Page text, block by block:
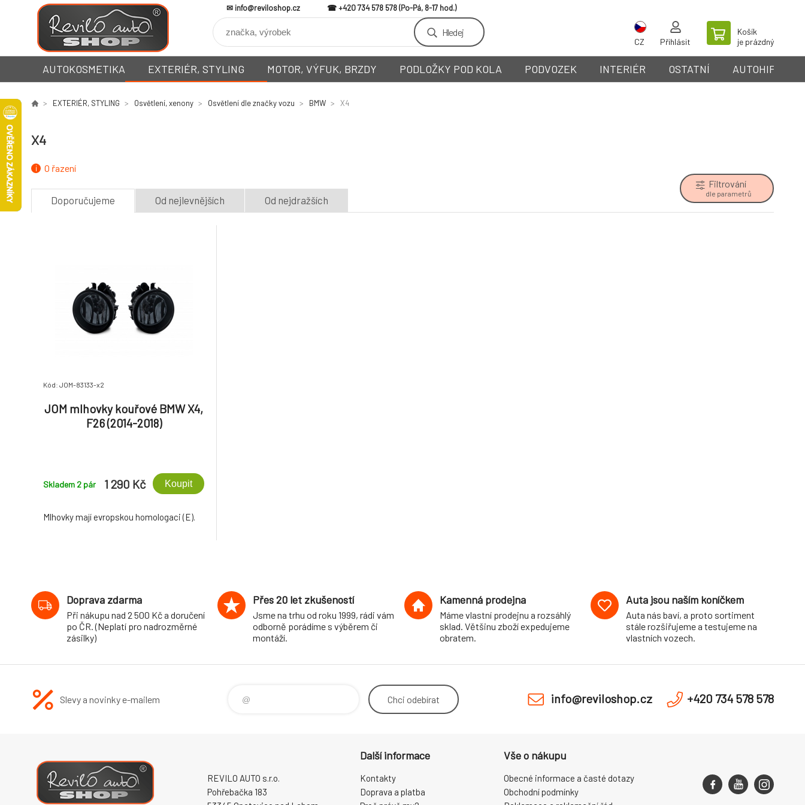
info@reviloshop.cz +420 734 578 578
Hledej
CZ Přihlásit
Košík
je prázdný
AUTOKOSMETIKA EXTERIÉR, STYLING MOTOR, VÝFUK, BRZDY PODLOŽKY POD KOLA PODVOZEK INTERIÉR OSTATNÍ AUTOHIFI
EXTERIÉR, STYLING Osvětlení, xenony Osvětlení dle značky vozu BMW X4
X4
O řazení
Doporučujeme Od nejlevnějších Od nejdražších
Filtrování
dle parametrů
Kód: JOM-83133-x2
JOM mlhovky kouřové BMW X4,
F26 (2014-2018)
Skladem 2 pár 1 290 Kč Koupit
Mlhovky mají evropskou homologaci (E).
Doprava zdarma
Při nákupu nad 2 500 Kč a doručení
po ČR. (Neplatí pro nadrozměrné
zásilky)
Přes 20 let zkušeností
Jsme na trhu od roku 1999, rádi vám
odborně porádíme s výběrem či
montáží.
Kamenná prodejna
Máme vlastní prodejnu a rozsáhlý
sklad. Většinu zboží expedujeme
obratem.
Auta jsou naším koníčkem
Auta nás baví, a proto sortiment
stále rozšiřujeme a testujeme na
vlastních vozech.
Slevy a novinky e-mailem Chci odebírat info@reviloshop.cz +420 734 578 578
REVILO AUTO s.r.o.
Pohřebačka 183
Další informace
Kontakty
Doprava a platba
Vše o nákupu
Obecné informace a časté dotazy
Obchodní podmínky